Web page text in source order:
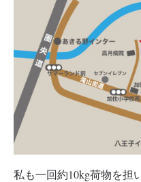
私も一回約10kg荷物を担